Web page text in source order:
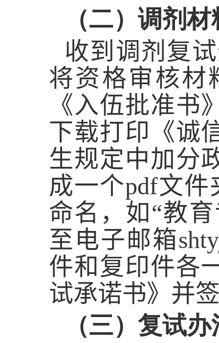
（二）调剂材
收到调剂复
将资格审核材
《入伍批准书
下载打印《诚
生规定中加分
成一个pdf文件
命名，如“教
至电子邮箱
件和复印件各
试承诺书》并
（三）复试办